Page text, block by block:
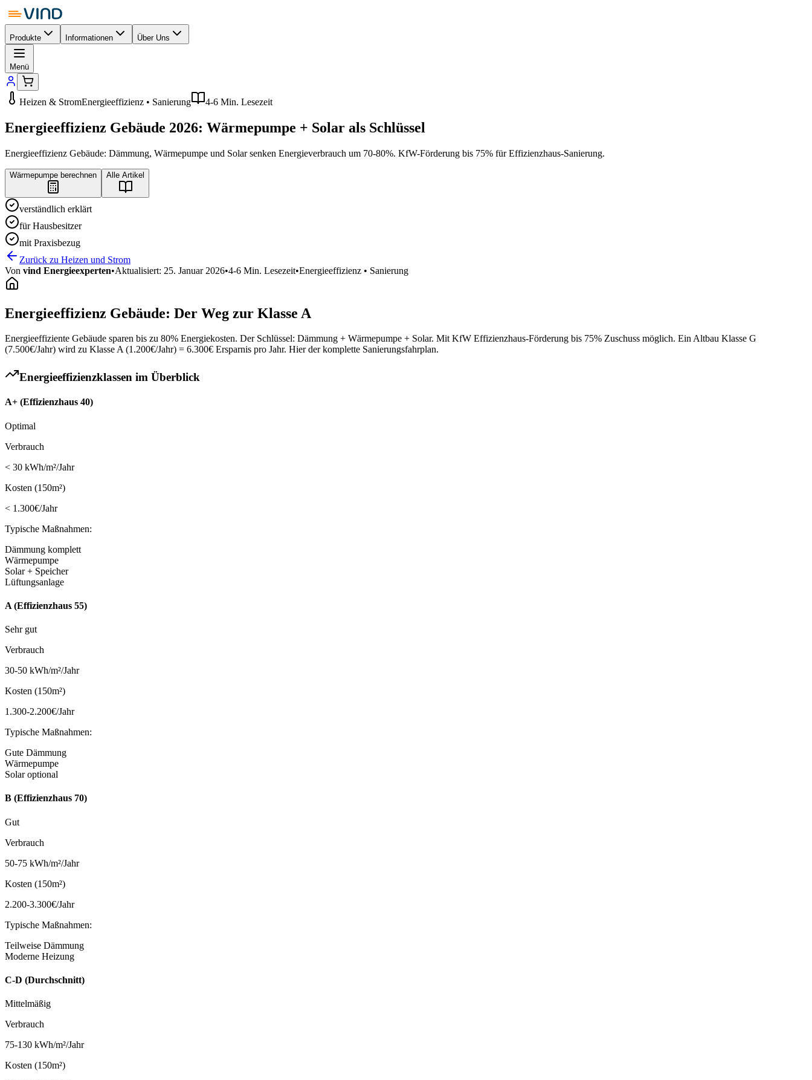
Produkte Informationen Über Uns
Menü
Heizen & StromEnergieeffizienz • Sanierung 4-6 Min. Lesezeit
Energieeffizienz Gebäude 2026: Wärmepumpe + Solar als Schlüssel
Energieeffizienz Gebäude: Dämmung, Wärmepumpe und Solar senken Energieverbrauch um 70-80%. KfW-Förderung bis 75% für Effizienzhaus-Sanierung.
Wärmepumpe berechnen Alle Artikel
verständlich erklärt
für Hausbesitzer
mit Praxisbezug
Zurück zu Heizen und Strom
Von vind Energieexperten•Aktualisiert: 25. Januar 2026•4-6 Min. Lesezeit•Energieeffizienz • Sanierung
Energieeffizienz Gebäude: Der Weg zur Klasse A
Energieeffiziente Gebäude sparen bis zu 80% Energiekosten. Der Schlüssel: Dämmung + Wärmepumpe + Solar. Mit KfW Effizienzhaus-Förderung bis 75% Zuschuss möglich. Ein Altbau Klasse G
(7.500€/Jahr) wird zu Klasse A (1.200€/Jahr) = 6.300€ Ersparnis pro Jahr. Hier der komplette Sanierungsfahrplan.
Energieeffizienzklassen im Überblick
A+ (Effizienzhaus 40)
Optimal
Verbrauch
< 30 kWh/m²/Jahr
Kosten (150m²)
< 1.300€/Jahr
Typische Maßnahmen:
Dämmung komplett
Wärmepumpe
Solar + Speicher
Lüftungsanlage
A (Effizienzhaus 55)
Sehr gut
Verbrauch
30-50 kWh/m²/Jahr
Kosten (150m²)
1.300-2.200€/Jahr
Typische Maßnahmen:
Gute Dämmung
Wärmepumpe
Solar optional
B (Effizienzhaus 70)
Gut
Verbrauch
50-75 kWh/m²/Jahr
Kosten (150m²)
2.200-3.300€/Jahr
Typische Maßnahmen:
Teilweise Dämmung
Moderne Heizung
C-D (Durchschnitt)
Mittelmäßig
Verbrauch
75-130 kWh/m²/Jahr
Kosten (150m²)